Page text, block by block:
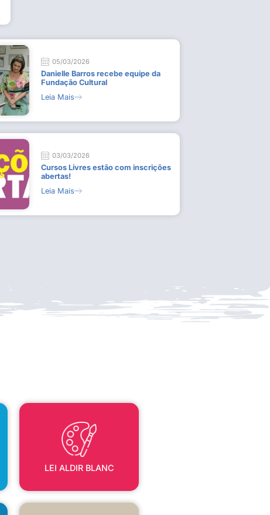
05/03/2026
Danielle Barros recebe equipe da
Fundação Cultural
Leia Mais
03/03/2026
Cursos Livres estão com inscrições
abertas!
Leia Mais
LEI ALDIR BLANC
LEI ALDIR BLANC